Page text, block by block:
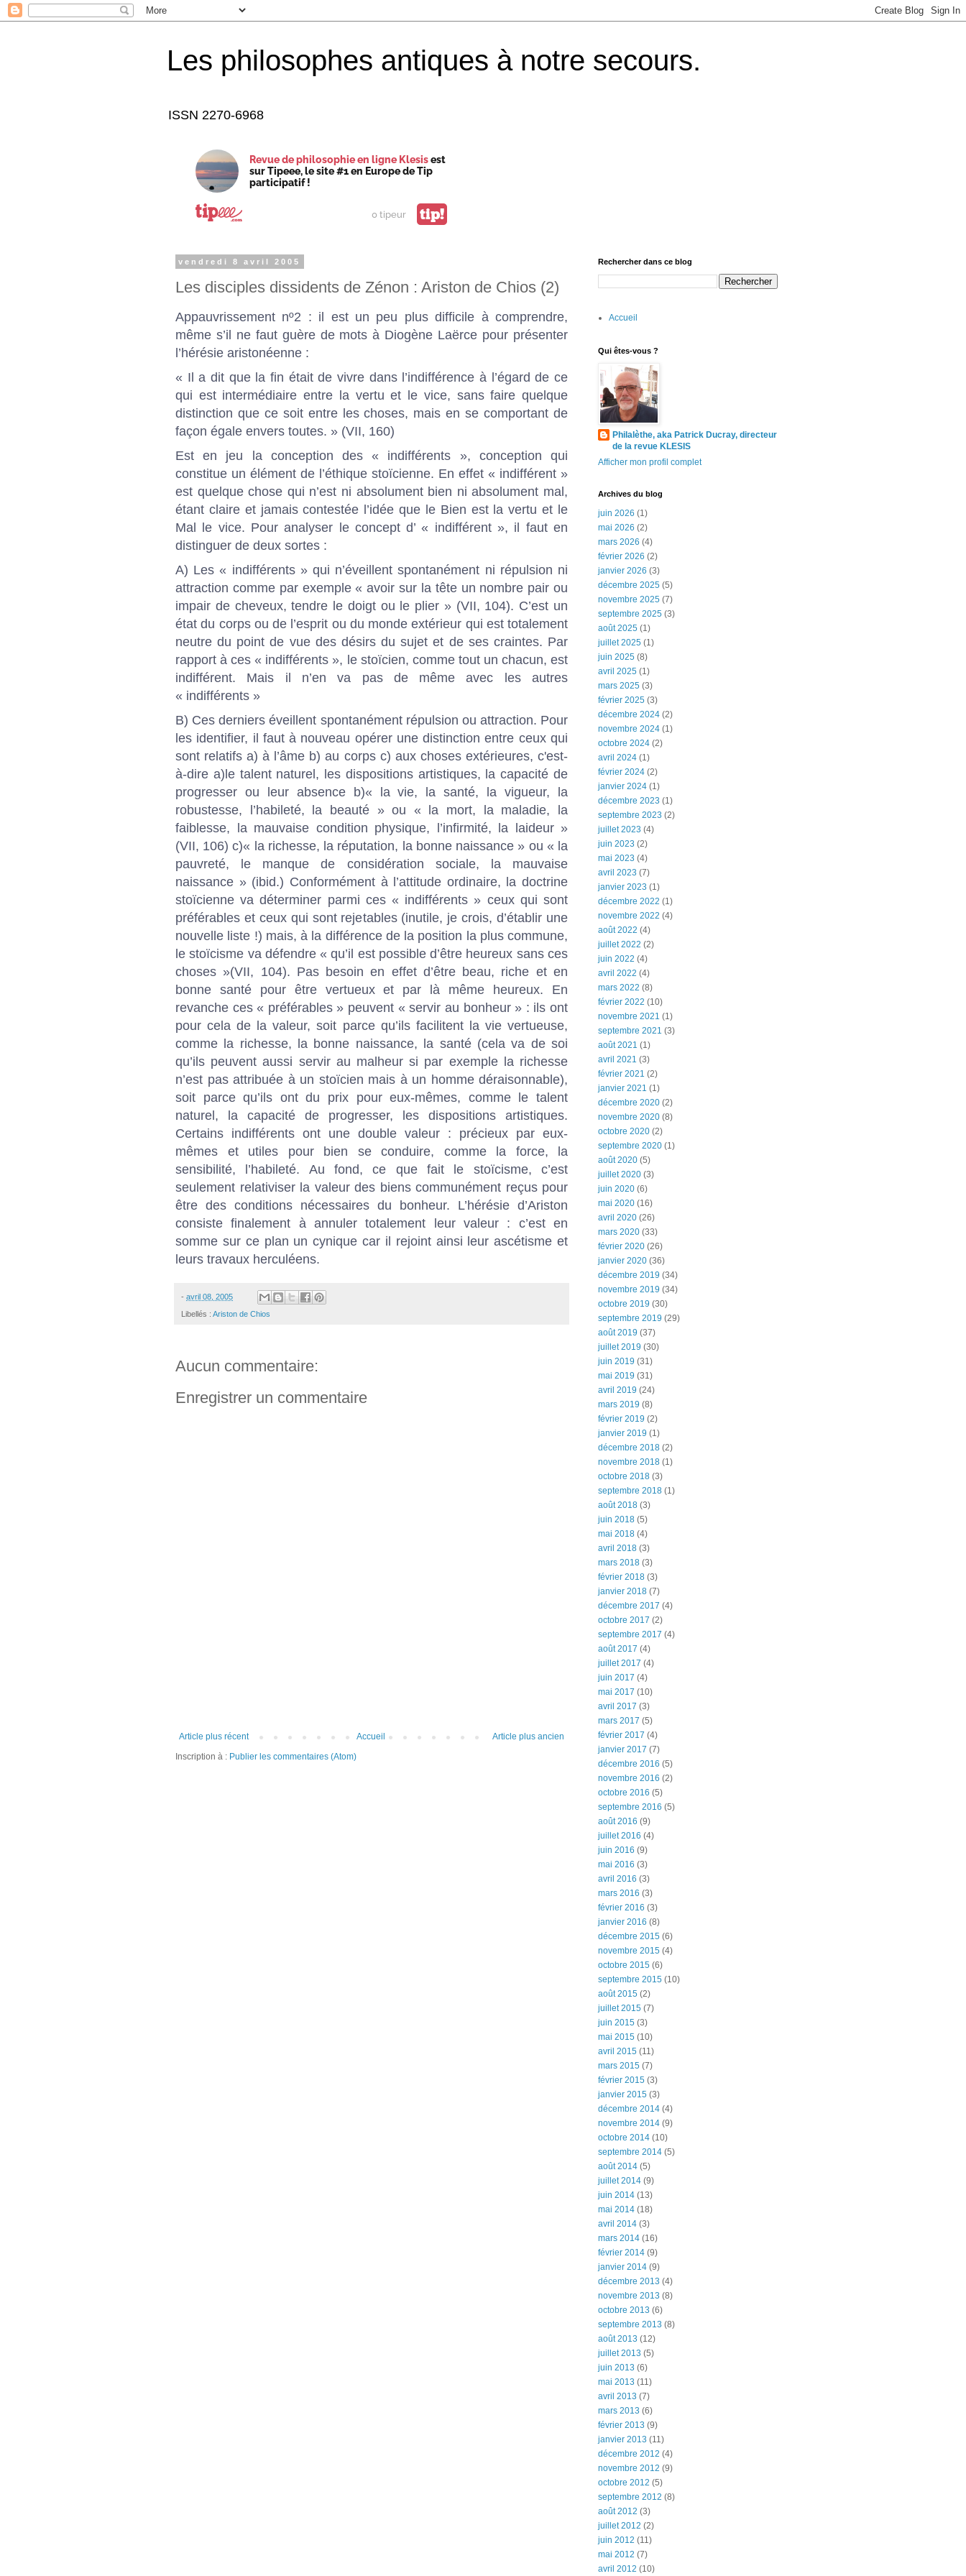
Les philosophes antiques à notre secours.
ISSN 2270-6968
Revue de philosophie en ligne Klesisest
sur Tipeee, le site #1 en Europe de Tip
participatif !
0 tipeur tip!
vendredi 8 avril 2005
Les disciples dissidents de Zénon : Ariston de Chios (2)
Appauvrissement nº2 : il est un peu plus difficile à comprendre,
même s’il ne faut guère de mots à Diogène Laërce pour présenter
l’hérésie aristonéenne :
« Il a dit que la fin était de vivre dans l’indifférence à l’égard de ce
qui est intermédiaire entre la vertu et le vice, sans faire quelque
distinction que ce soit entre les choses, mais en se comportant de
façon égale envers toutes. » (VII, 160)
Est en jeu la conception des « indifférents », conception qui
constitue un élément de l’éthique stoïcienne. En effet « indifférent »
est quelque chose qui n’est ni absolument bien ni absolument mal,
étant claire et jamais contestée l’idée que le Bien est la vertu et le
Mal le vice. Pour analyser le concept d’ « indifférent », il faut en
distinguer de deux sortes :
A) Les « indifférents » qui n’éveillent spontanément ni répulsion ni
attraction comme par exemple « avoir sur la tête un nombre pair ou
impair de cheveux, tendre le doigt ou le plier » (VII, 104). C’est un
état du corps ou de l’esprit ou du monde extérieur qui est totalement
neutre du point de vue des désirs du sujet et de ses craintes. Par
rapport à ces « indifférents », le stoïcien, comme tout un chacun, est
indifférent. Mais il n’en va pas de même avec les autres
« indifférents »
B) Ces derniers éveillent spontanément répulsion ou attraction. Pour
les identifier, il faut à nouveau opérer une distinction entre ceux qui
sont relatifs a) à l’âme b) au corps c) aux choses extérieures, c'est-
à-dire a)le talent naturel, les dispositions artistiques, la capacité de
progresser ou leur absence b)« la vie, la santé, la vigueur, la
robustesse, l’habileté, la beauté » ou « la mort, la maladie, la
faiblesse, la mauvaise condition physique, l’infirmité, la laideur »
(VII, 106) c)« la richesse, la réputation, la bonne naissance » ou « la
pauvreté, le manque de considération sociale, la mauvaise
naissance » (ibid.) Conformément à l’attitude ordinaire, la doctrine
stoïcienne va déterminer parmi ces « indifférents » ceux qui sont
préférables et ceux qui sont rejetables (inutile, je crois, d’établir une
nouvelle liste !) mais, à la différence de la position la plus commune,
le stoïcisme va défendre « qu’il est possible d’être heureux sans ces
choses »(VII, 104). Pas besoin en effet d’être beau, riche et en
bonne santé pour être vertueux et par là même heureux. En
revanche ces « préférables » peuvent « servir au bonheur » : ils ont
pour cela de la valeur, soit parce qu’ils facilitent la vie vertueuse,
comme la richesse, la bonne naissance, la santé (cela va de soi
qu’ils peuvent aussi servir au malheur si par exemple la richesse
n’est pas attribuée à un stoïcien mais à un homme déraisonnable),
soit parce qu’ils ont du prix pour eux-mêmes, comme le talent
naturel, la capacité de progresser, les dispositions artistiques.
Certains indifférents ont une double valeur : précieux par eux-
mêmes et utiles pour bien se conduire, comme la force, la
sensibilité, l’habileté. Au fond, ce que fait le stoïcisme, c’est
seulement relativiser la valeur des biens communément reçus pour
être des conditions nécessaires du bonheur. L’hérésie d’Ariston
consiste finalement à annuler totalement leur valeur : c’est en
somme sur ce plan un cynique car il rejoint ainsi leur ascétisme et
leurs travaux herculéens.
- avril 08, 2005
Libellés : Ariston de Chios
Aucun commentaire:
Enregistrer un commentaire
Article plus récent Article plus ancien
Accueil
Inscription à : Publier les commentaires (Atom)
Rechercher dans ce blog
Accueil
Qui êtes-vous ?
Philalèthe, aka Patrick Ducray, directeur
de la revue KLESIS
Afficher mon profil complet
Archives du blog
juin 2026 (1)
mai 2026 (2)
mars 2026 (4)
février 2026 (2)
janvier 2026 (3)
décembre 2025 (5)
novembre 2025 (7)
septembre 2025 (3)
août 2025 (1)
juillet 2025 (1)
juin 2025 (8)
avril 2025 (1)
mars 2025 (3)
février 2025 (3)
décembre 2024 (2)
novembre 2024 (1)
octobre 2024 (2)
avril 2024 (1)
février 2024 (2)
janvier 2024 (1)
décembre 2023 (1)
septembre 2023 (2)
juillet 2023 (4)
juin 2023 (2)
mai 2023 (4)
avril 2023 (7)
janvier 2023 (1)
décembre 2022 (1)
novembre 2022 (4)
août 2022 (4)
juillet 2022 (2)
juin 2022 (4)
avril 2022 (4)
mars 2022 (8)
février 2022 (10)
novembre 2021 (1)
septembre 2021 (3)
août 2021 (1)
avril 2021 (3)
février 2021 (2)
janvier 2021 (1)
décembre 2020 (2)
novembre 2020 (8)
octobre 2020 (2)
septembre 2020 (1)
août 2020 (5)
juillet 2020 (3)
juin 2020 (6)
mai 2020 (16)
avril 2020 (26)
mars 2020 (33)
février 2020 (26)
janvier 2020 (36)
décembre 2019 (34)
novembre 2019 (34)
octobre 2019 (30)
septembre 2019 (29)
août 2019 (37)
juillet 2019 (30)
juin 2019 (31)
mai 2019 (31)
avril 2019 (24)
mars 2019 (8)
février 2019 (2)
janvier 2019 (1)
décembre 2018 (2)
novembre 2018 (1)
octobre 2018 (3)
septembre 2018 (1)
août 2018 (3)
juin 2018 (5)
mai 2018 (4)
avril 2018 (3)
mars 2018 (3)
février 2018 (3)
janvier 2018 (7)
décembre 2017 (4)
octobre 2017 (2)
septembre 2017 (4)
août 2017 (4)
juillet 2017 (4)
juin 2017 (4)
mai 2017 (10)
avril 2017 (3)
mars 2017 (5)
février 2017 (4)
janvier 2017 (7)
décembre 2016 (5)
novembre 2016 (2)
octobre 2016 (5)
septembre 2016 (5)
août 2016 (9)
juillet 2016 (4)
juin 2016 (9)
mai 2016 (3)
avril 2016 (3)
mars 2016 (3)
février 2016 (3)
janvier 2016 (8)
décembre 2015 (6)
novembre 2015 (4)
octobre 2015 (6)
septembre 2015 (10)
août 2015 (2)
juillet 2015 (7)
juin 2015 (3)
mai 2015 (10)
avril 2015 (11)
mars 2015 (7)
février 2015 (3)
janvier 2015 (3)
décembre 2014 (4)
novembre 2014 (9)
octobre 2014 (10)
septembre 2014 (5)
août 2014 (5)
juillet 2014 (9)
juin 2014 (13)
mai 2014 (18)
avril 2014 (3)
mars 2014 (16)
février 2014 (9)
janvier 2014 (9)
décembre 2013 (4)
novembre 2013 (8)
octobre 2013 (6)
septembre 2013 (8)
août 2013 (12)
juillet 2013 (5)
juin 2013 (6)
mai 2013 (11)
avril 2013 (7)
mars 2013 (6)
février 2013 (9)
janvier 2013 (11)
décembre 2012 (4)
novembre 2012 (9)
octobre 2012 (5)
septembre 2012 (8)
août 2012 (3)
juillet 2012 (2)
juin 2012 (11)
mai 2012 (7)
avril 2012 (10)